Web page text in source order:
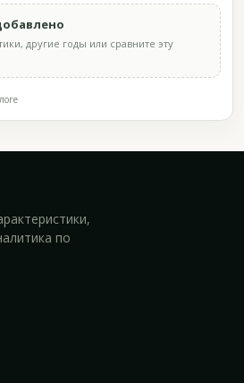
другие годы или сравните эту
по